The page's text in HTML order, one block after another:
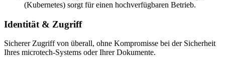
(Kubernetes) sorgt für einen hochverfügbaren Betrieb.
Identität & Zugriff
Sicherer Zugriff von überall, ohne Kompromisse bei der Sicherheit
Ihres microtech-Systems oder Ihrer Dokumente.